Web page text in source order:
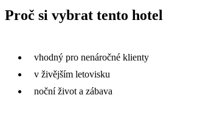
Proč si vybrat tento hotel
vhodný pro nenáročné klienty
v živějším letovisku
noční život a zábava